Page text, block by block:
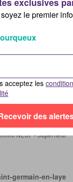
NEUF - Superneuf
NEUF - Superneuf
germain-en-laye
le premier
acceptez les
des